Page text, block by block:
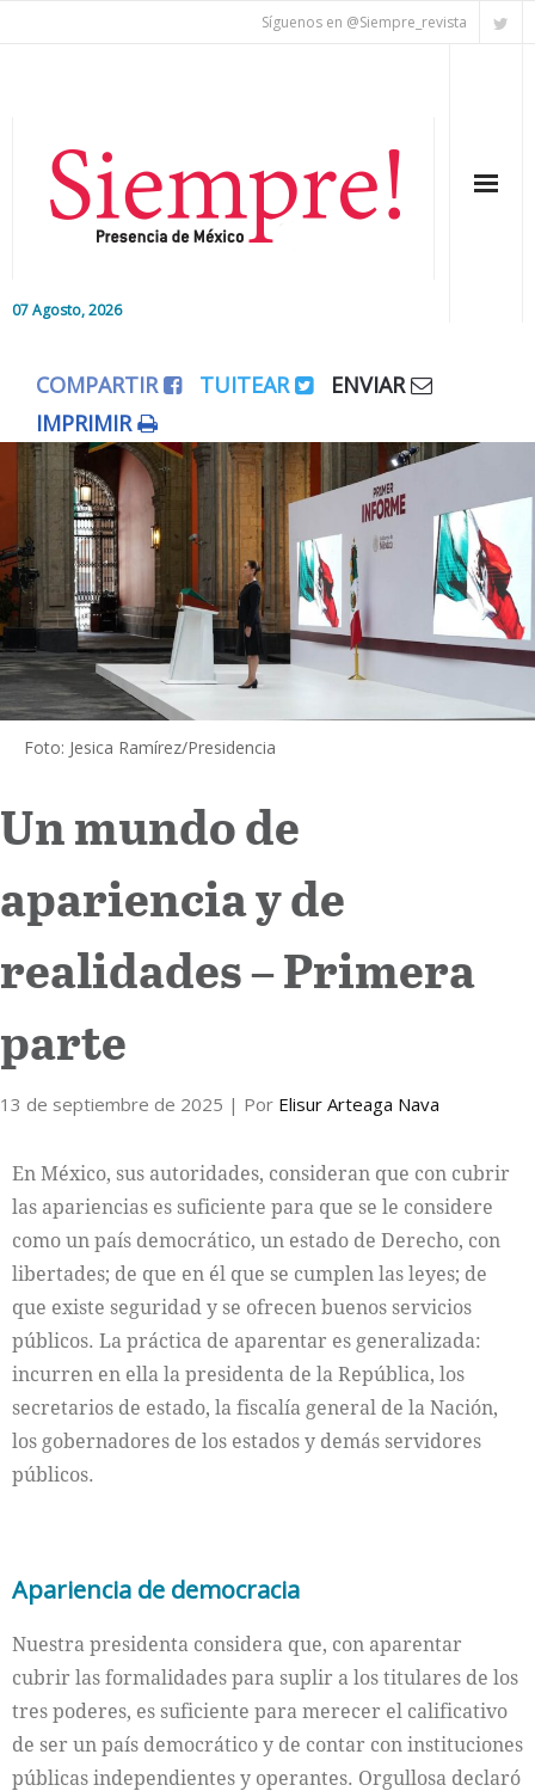
Síguenos en @Siempre_revista
07 Agosto, 2026
Editorial
Nacional
Colaboradores
Internacional
Cultura
COMPARTIR TUITEAR
ENVIAR
IMPRIMIR
Foto: Jesica Ramírez/Presidencia
Un mundo de
apariencia y de
realidades – Primera
parte
13 de septiembre de 2025 | Por Elisur Arteaga Nava
En México, sus autoridades, consideran que con cubrir
las apariencias es suficiente para que se le considere
como un país democrático, un estado de Derecho, con
libertades; de que en él que se cumplen las leyes; de
que existe seguridad y se ofrecen buenos servicios
públicos. La práctica de aparentar es generalizada:
incurren en ella la presidenta de la República, los
secretarios de estado, la fiscalía general de la Nación,
los gobernadores de los estados y demás servidores
públicos.
Apariencia de democracia
Nuestra presidenta considera que, con aparentar
cubrir las formalidades para suplir a los titulares de los
tres poderes, es suficiente para merecer el calificativo
de ser un país democrático y de contar con instituciones
públicas independientes y operantes. Orgullosa declaró